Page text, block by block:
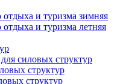
и туризма зимняя
и туризма летняя
силовых структур
структур
структур